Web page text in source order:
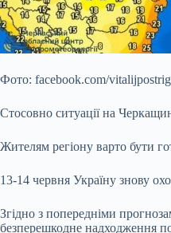
Фото: facebook.com/
Стосовно ситуації на
Жителям регіону варто бути
13-14 червня Україну знову
Згідно з попередніми
безперешкодне надходження